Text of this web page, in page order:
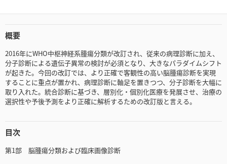
概要
2016年にWHO中枢神経系腫瘍分類が改訂され、従来の病理診断に加え、
分子診断による遺伝子異常の検討が必須となり、大きなパラダイムシフト
が起きた。今回の改訂では、より正確で客観性の高い脳腫瘍診断を実現
することに重点が置かれ、病理診断に軸足を置きつつ、分子診断を大幅に
取り入れた。統合診断に基づき、層別化・個別化医療を発展させ、治療の
選択性や予後予測をより正確に解析するための改訂版と言える。
目次
第1部 脳腫瘍分類および臨床画像診断